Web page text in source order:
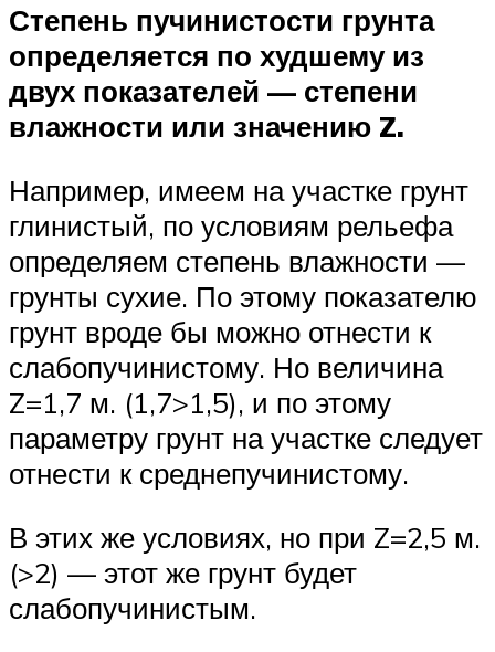
Степень пучинистости грунта
определяется по худшему из
двух показателей — степени
влажности или значению Z.
Например, имеем на участке грунт
глинистый, по условиям рельефа
определяем степень влажности —
грунты сухие. По этому показателю
грунт вроде бы можно отнести к
слабопучинистому. Но величина
Z=1,7 м. (1,7>1,5), и по этому
параметру грунт на участке следует
отнести к среднепучинистому.
В этих же условиях, но при Z=2,5 м.
(>2) — этот же грунт будет
слабопучинистым.